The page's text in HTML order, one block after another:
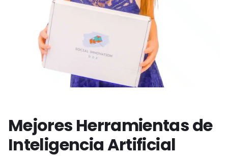
Mejores Herramientas de
Inteligencia Artificial